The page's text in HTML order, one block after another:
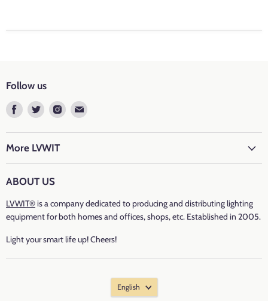
Luminous Flux
Potenza: 5 watts
Incandescent Equivalent: 40 watts
Voltaggio: 220-240 volts
Caratteristiche Impianto : Risparmio Energetico, Luminoso, Consumo
R50-4W5T009VD-05:F
Follow us
Find
on
Facebook
Find
on
Twitter
Find
on
Find
on
More LVWIT
ABOUT US
LVWIT®is a company dedicated to producing and distributing lighting
equipment for both homes and offices, shops, etc. Established in 2005.
Light your smart life up! Cheers!
English